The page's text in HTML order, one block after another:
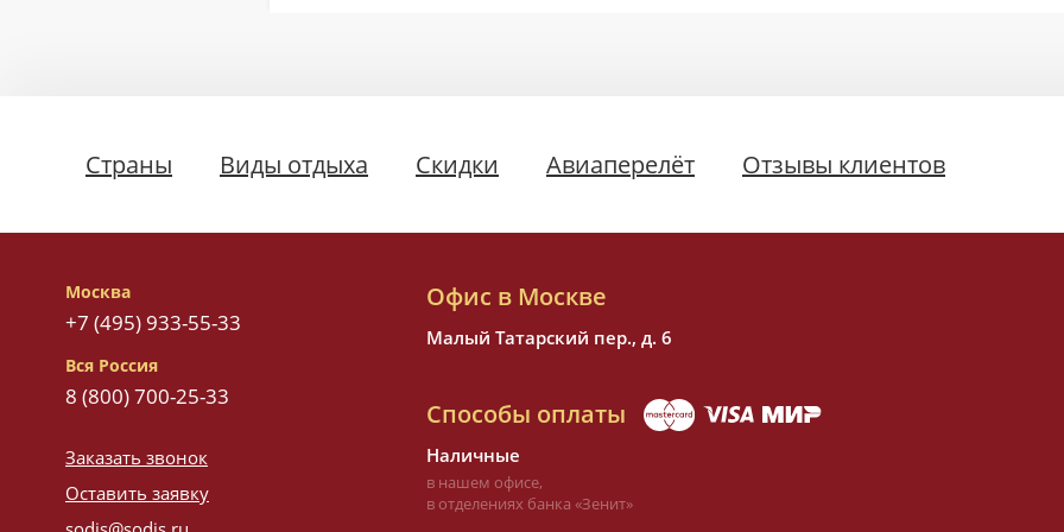
Страны Виды отдыха Скидки Авиаперелёт Отзывы клиентов
Москва
+7 (495) 933-55-33
Вся Россия
8 (800) 700-25-33
Заказать звонок
Оставить заявку
Офис в Москве
Малый Татарский пер., д. 6
Способы оплаты
Наличные
в нашем офисе,
в отделениях банка «Зенит»